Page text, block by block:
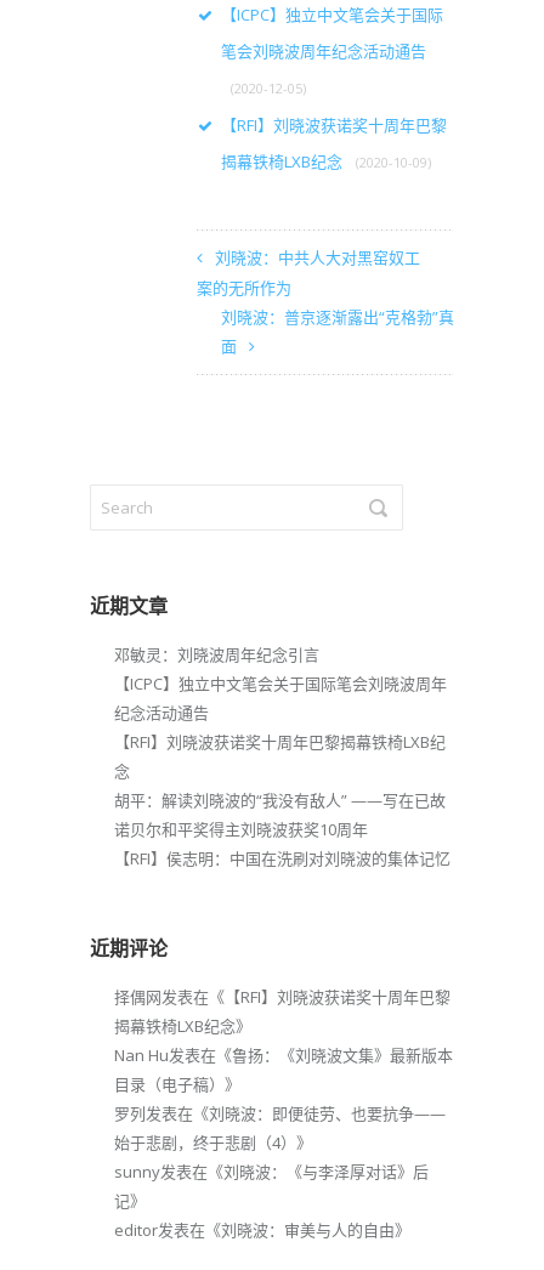
【ICPC】独立中文笔会关于国际
笔会刘晓波周年纪念活动通告
(2020-12-05)
【RFI】刘晓波获诺奖十周年巴黎
揭幕铁椅LXB纪念
(2020-10-09)
刘晓波：中共人大对黑窑奴工
案的无所作为
刘晓波：普京逐渐露出“克格勃”真
面
近期文章
邓敏灵：刘晓波周年纪念引言
【ICPC】独立中文笔会关于国际笔会刘晓波周年
纪念活动通告
【RFI】刘晓波获诺奖十周年巴黎揭幕铁椅LXB纪
念
胡平：解读刘晓波的“我没有敌人” ——写在已故
诺贝尔和平奖得主刘晓波获奖10周年
【RFI】侯志明：中国在洗刷对刘晓波的集体记忆
近期评论
择偶网发表在《 【RFI】刘晓波获诺奖十周年巴黎
揭幕铁椅LXB纪念》
Nan Hu发表在《鲁扬：《刘晓波文集》最新版本
目录（电子稿） 》
罗列发表在《刘晓波：即便徒劳、也要抗争——
始于悲剧，终于悲剧（4） 》
sunny发表在《刘晓波：《与李泽厚对话》后
记》
editor发表在《刘晓波：审美与人的自由》